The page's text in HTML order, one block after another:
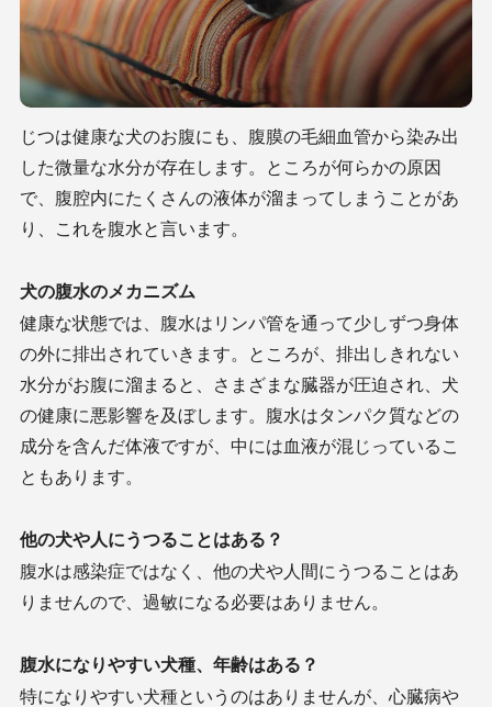
じつは健康な犬のお腹にも、腹膜の毛細血管から染み出
した微量な水分が存在します。ところが何らかの原因
で、腹腔内にたくさんの液体が溜まってしまうことがあ
り、これを腹水と言います。
犬の腹水のメカニズム
健康な状態では、腹水はリンパ管を通って少しずつ身体
の外に排出されていきます。ところが、排出しきれない
水分がお腹に溜まると、さまざまな臓器が圧迫され、犬
の健康に悪影響を及ぼします。腹水はタンパク質などの
成分を含んだ体液ですが、中には血液が混じっているこ
ともあります。
他の犬や人にうつることはある？
腹水は感染症ではなく、他の犬や人間にうつることはあ
りませんので、過敏になる必要はありません。
腹水になりやすい犬種、年齢はある？
特になりやすい犬種というのはありませんが、心臓病や